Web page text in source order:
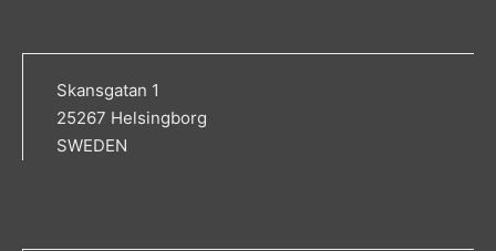
Skansgatan 1
25267 Helsingborg
SWEDEN